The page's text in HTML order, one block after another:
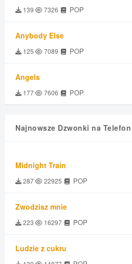
139 7326 POP
Anybody Else
125 7089 POP
Angels
177 7606 POP
Najnowsze Dzwonki na Telefon
Midnight Train
287 22925 POP
Zwodzisz mnie
223 16297 POP
Ludzie z cukru